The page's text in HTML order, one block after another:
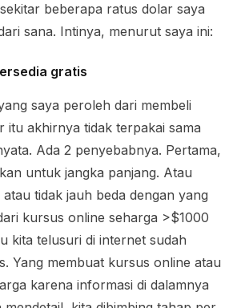
beberapa ratus dolar saya
sana. Intinya, menurut saya ini:
gratis
saya peroleh dari membeli
itu akhirnya tidak terpakai sama
Ada 2 penyebabnya. Pertama,
untuk jangka panjang. Atau
tidak jauh beda dengan yang
kursus online seharga >$1000
kita telusuri di internet sudah
Yang membuat kursus online atau
karena informasi di dalamnya